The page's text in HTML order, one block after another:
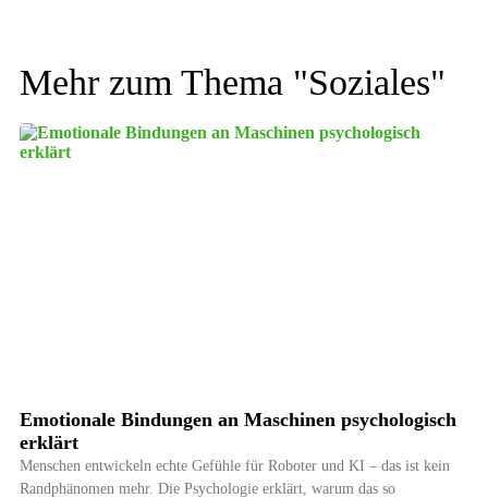
Mehr zum Thema "Soziales"
Emotionale Bindungen an Maschinen psychologisch
erklärt
Menschen entwickeln echte Gefühle für Roboter und KI – das ist kein
Randphänomen mehr. Die Psychologie erklärt, warum das so